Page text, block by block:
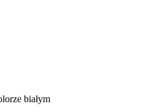
białym